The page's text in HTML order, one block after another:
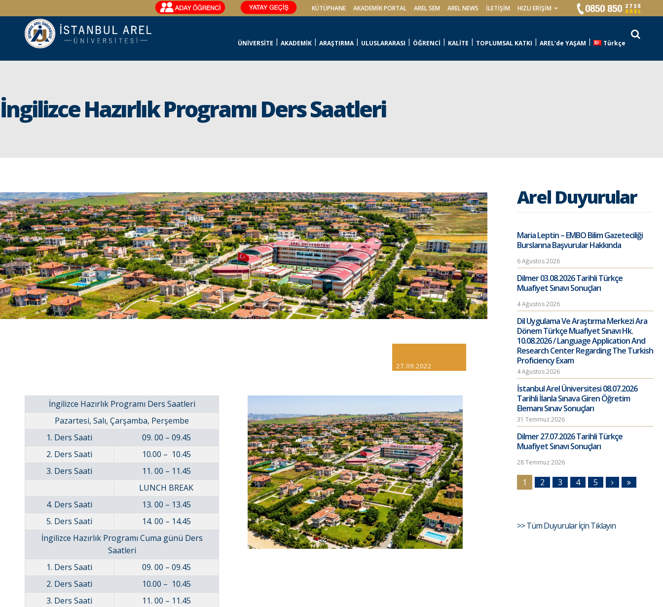
KÜTÜPHANE AKADEMİK PORTAL AREL SEM AREL NEWS İLETIŞIM HIZLI ERİŞİM
ÜNİVERSİTE AKADEMİK ARAŞTIRMA ULUSLARARASI ÖĞRENCİ KALİTE TOPLUMSAL KATKI AREL’de YAŞAM Türkçe
İngilizce Hazırlık Programı Ders Saatleri
27.09.2022
İngilizce Hazırlık Programı Ders Saatleri
Pazartesi, Salı, Çarşamba, Perşembe
1. Ders Saati
09. 00 – 09.45
2. Ders Saati
10.00 – 10.45
3. Ders Saati
11. 00 – 11.45
LUNCH BREAK
4. Ders Saati
13. 00 – 13.45
5. Ders Saati
14. 00 – 14.45
İngilizce Hazırlık Programı Cuma günü Ders
Saatleri
1. Ders Saati
09. 00 – 09.45
2. Ders Saati
10.00 – 10.45
3. Ders Saati
11. 00 – 11.45
Arel Duyurular
Maria Leptin – EMBO Bilim Gazeteciliği
Burslarına Başvurular Hakkında
6 Ağustos 2026
Dilmer 03.08.2026 Tarihli Türkçe
Muafiyet Sınavı Sonuçları
4 Ağustos 2026
Dil Uygulama Ve Araştırma Merkezi Ara
Dönem Türkçe Muafiyet Sınavı Hk.
10.08.2026 / Language Application And
Research Center Regarding The Turkish
Proficiency Exam
4 Ağustos 2026
İstanbul Arel Üniversitesi 08.07.2026
Tarihli İlanla Sınava Giren Öğretim
Elemanı Sınav Sonuçları
31 Temmuz 2026
Dilmer 27.07.2026 Tarihli Türkçe
Muafiyet Sınavı Sonuçları
28 Temmuz 2026
1 2 3 4 5
>> Tüm Duyurular İçin Tıklayın